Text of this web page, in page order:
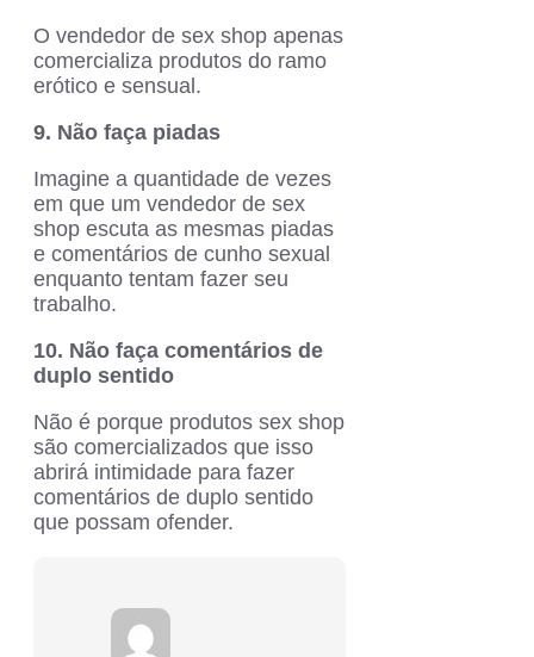
O vendedor de sex shop apenas
comercializa produtos do ramo
erótico e sensual.
9. Não faça piadas
Imagine a quantidade de vezes
em que um vendedor de sex
shop escuta as mesmas piadas
e comentários de cunho sexual
enquanto tentam fazer seu
trabalho.
10. Não faça comentários de
duplo sentido
Não é porque produtos sex shop
são comercializados que isso
abrirá intimidade para fazer
comentários de duplo sentido
que possam ofender.